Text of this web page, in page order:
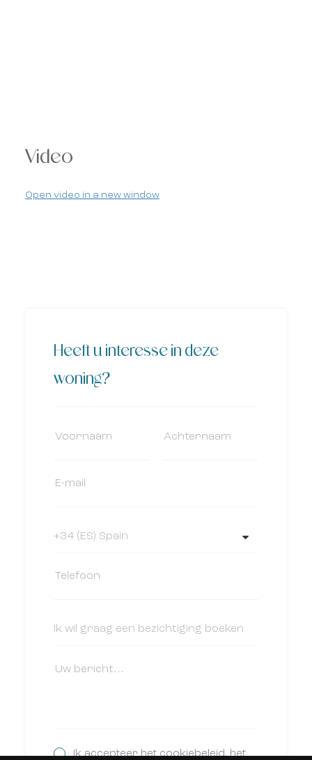
Video
Open video in a new window
Heeft u interesse in deze
woning?
Ik accepteer het cookiebeleid, het